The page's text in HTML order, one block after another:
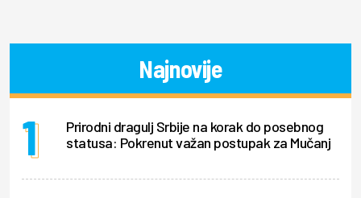
Najnovije
Prirodni dragulj Srbije na korak do posebnog
statusa: Pokrenut važan postupak za Mučanj